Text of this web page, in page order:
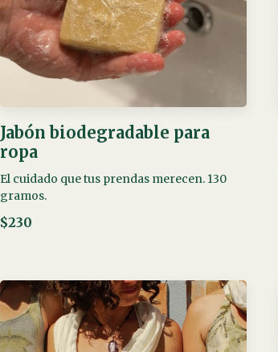
Jabón biodegradable para
ropa
El cuidado que tus prendas merecen. 130
gramos.
$230